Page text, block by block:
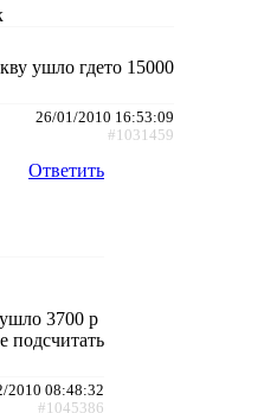
ушло гдето 15000
26/01/2010 16:53:09
#1031459
Ответить
3700 р
подсчитать
2010 08:48:32
#1045386